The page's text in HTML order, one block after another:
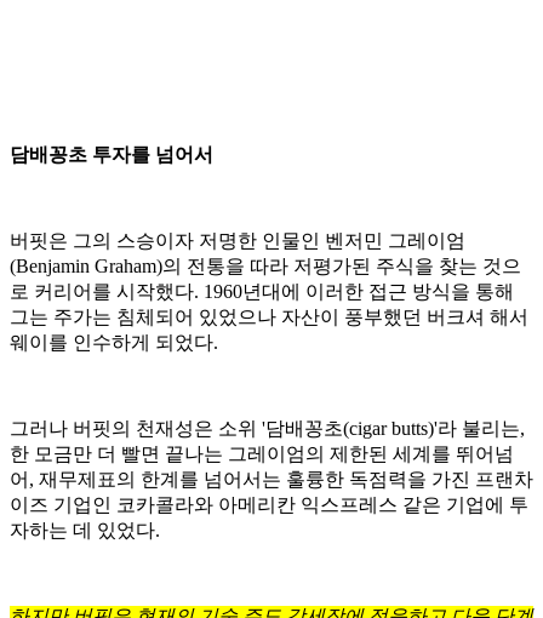
담배꽁초 투자를 넘어서
버핏은 그의 스승이자 저명한 인물인 벤저민 그레이엄
(Benjamin Graham)의 전통을 따라 저평가된 주식을 찾는 것으
로 커리어를 시작했다. 1960년대에 이러한 접근 방식을 통해
그는 주가는 침체되어 있었으나 자산이 풍부했던 버크셔 해서
웨이를 인수하게 되었다.
그러나 버핏의 천재성은 소위 '담배꽁초(cigar butts)'라 불리는,
한 모금만 더 빨면 끝나는 그레이엄의 제한된 세계를 뛰어넘
어, 재무제표의 한계를 넘어서는 훌륭한 독점력을 가진 프랜차
이즈 기업인 코카콜라와 아메리칸 익스프레스 같은 기업에 투
자하는 데 있었다.